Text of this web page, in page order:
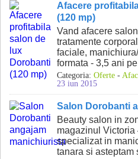
Afacere
(120 mp)
Vand afacere
tratamente
faciale,
formata - 3,5 ani
Categoria: Oferte -
23 iun 2015
Salon Dorobanti
Beauty salon in
magazinul Victoria
specializat in
tanara si asteptam